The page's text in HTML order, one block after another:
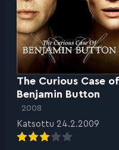
The Curious Case of
Benjamin Button
2008
Katsottu 24.2.2009